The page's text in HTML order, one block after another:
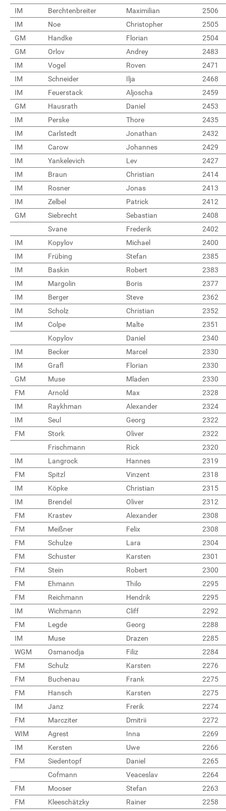
IM
Berchtenbreiter Maximilian
2506
IM
Noe Christopher
2505
GM
Handke Florian
2504
GM
Orlov Andrey
2483
IM
Vogel Roven
2471
IM
Schneider Ilja
2468
IM
Feuerstack Aljoscha
2459
GM
Hausrath Daniel
2453
IM
Perske Thore
2435
IM
Carlstedt Jonathan
2432
IM
Carow Johannes
2429
IM
Yankelevich Lev
2427
IM
Braun Christian
2414
IM
Rosner Jonas
2413
IM
Zelbel Patrick
2412
GM
Siebrecht Sebastian
2408
Svane
Frederik
2402
IM
Kopylov Michael
2400
IM
Frübing Stefan
2385
IM
Baskin Robert
2383
IM
Margolin Boris
2377
IM
Berger Steve
2362
IM
Scholz Christian
2352
IM
Colpe Malte
2351
Kopylov
Daniel
2340
IM
Becker Marcel
2330
IM
Grafl Florian
2330
GM
Muse Mladen
2330
FM
Arnold Max
2328
IM
Raykhman Alexander
2324
IM
Seul Georg
2322
FM
Stork Oliver
2322
Frischmann
Rick
2320
IM
Langrock Hannes
2319
FM
Spitzl Vinzent
2318
IM
Köpke Christian
2315
IM
Brendel Oliver
2312
FM
Krastev Alexander
2308
FM
Meißner Felix
2308
FM
Schulze Lara
2304
FM
Schuster Karsten
2301
FM
Stein Robert
2300
FM
Ehmann Thilo
2295
FM
Reichmann Hendrik
2295
IM
Wichmann Cliff
2292
FM
Legde Georg
2288
IM
Muse Drazen
2285
WGM
Osmanodja Filiz
2284
FM
Schulz Karsten
2276
FM
Buchenau Frank
2275
FM
Hansch Karsten
2275
IM
Janz Frerik
2274
FM
Marcziter Dmitrii
2272
WIM
Agrest Inna
2269
IM
Kersten Uwe
2266
FM
Siedentopf Daniel
2265
Cofmann
Veaceslav
2264
FM
Mooser Stefan
2263
FM
Kleeschätzky Rainer
2258